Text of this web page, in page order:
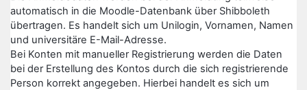
automatisch in die Moodle-Datenbank über Shibboleth
übertragen. Es handelt sich um Unilogin, Vornamen, Namen
und universitäre E-Mail-Adresse.
Bei Konten mit manueller Registrierung werden die Daten
bei der Erstellung des Kontos durch die sich registrierende
Person korrekt angegeben. Hierbei handelt es sich um